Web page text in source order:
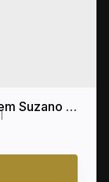
Suzano /